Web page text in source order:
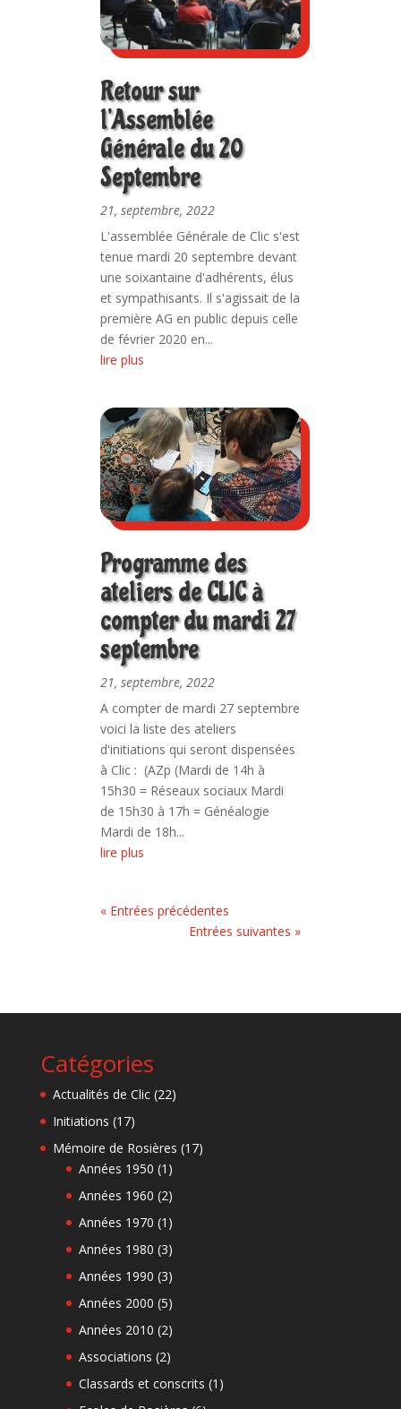
Retour sur
l’Assemblée
Générale du 20
Septembre
21, septembre, 2022
L'assemblée Générale de Clic s'est
tenue mardi 20 septembre devant
une soixantaine d'adhérents, élus
et sympathisants. Il s'agissait de la
première AG en public depuis celle
de février 2020 en...
lire plus
Programme des
ateliers de CLIC à
compter du mardi 27
septembre
21, septembre, 2022
A compter de mardi 27 septembre
voici la liste des ateliers
d'initiations qui seront dispensées
à Clic : (AZp (Mardi de 14h à
15h30 = Réseaux sociaux Mardi
de 15h30 à 17h = Généalogie
Mardi de 18h...
lire plus
« Entrées précédentes
Entrées suivantes »
Catégories
Actualités de Clic(22)
Initiations (17)
Mémoire de Rosières (17)
Années 1950 (1)
Années 1960 (2)
Années 1970 (1)
Années 1980 (3)
Années 1990 (3)
Années 2000 (5)
Années 2010 (2)
Associations (2)
Classards et conscrits (1)